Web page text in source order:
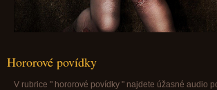
Hororové povídky
V rubrice " hororové povídky " najdete úžasné audio